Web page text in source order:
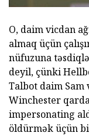
O, daim vicdan
almaq üçün
nüfuzuna
deyil, çünki
Talbot daim Sam
Winchester
impersonating
öldürmək üçün